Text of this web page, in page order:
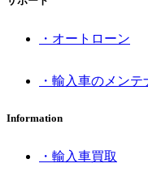
・オートローン
・輸入車のメンテ
Information
・輸入車買取